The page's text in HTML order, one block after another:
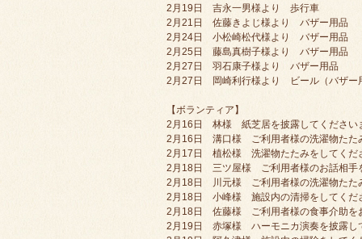
2月19日 吉永一男様より 歩行車
2月21日 佐藤きよじ様より バザー用品
2月24日 小松崎松代様より バザー用品
2月25日 藤島真樹子様より バザー用品
2月27日 羽石康子様より バザー用品
2月27日 岡崎利行様より ビール（バザー
【ボランティア】
2月16日 林様 紙芝居を披露してください
2月16日 溝口様 ご利用者様の洗濯物たた
2月17日 植松様 洗濯物たたみをしてくだ
2月18日 三ツ屋様 ご利用者様のお話相手
2月18日 川元様 ご利用者様の洗濯物たた
2月18日 小峰様 施設内の清掃をしてくだ
2月18日 佐藤様 ご利用者様の食事介助を
2月19日 赤塚様 ハーモニカ演奏を披露し